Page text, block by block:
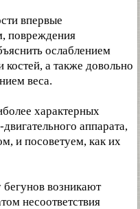
впервые
повреждения
ослаблением
а также довольно
веса.
характерных
аппарата,
и посоветуем, как их
бегунов возникают
несоответствия